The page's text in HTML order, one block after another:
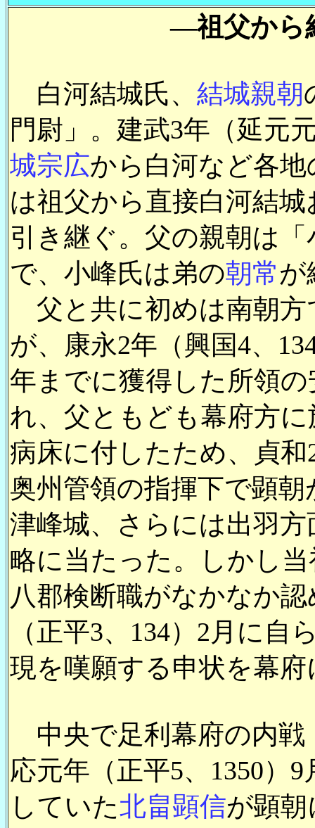
―祖父から
白河結城氏、 結城親朝
門尉」。建武3年（延元
城宗広から白河など各
は祖父から直接白河結
引き継ぐ。父の親朝は
で、小峰氏は弟の朝常が
父と共に初めは南朝方
が、康永2年（興国4、
年までに獲得した所領
れ、父ともども幕府方
病床に付したため、貞
奥州管領の指揮下で顕
津峰城、さらには出羽
略に当たった。しかし
八郡検断職がなかなか
（正平3、134）2月に
現を嘆願する申状を幕
中央で足利幕府の内戦
応元年（正平5、1350）
していた北畠顕信が顕